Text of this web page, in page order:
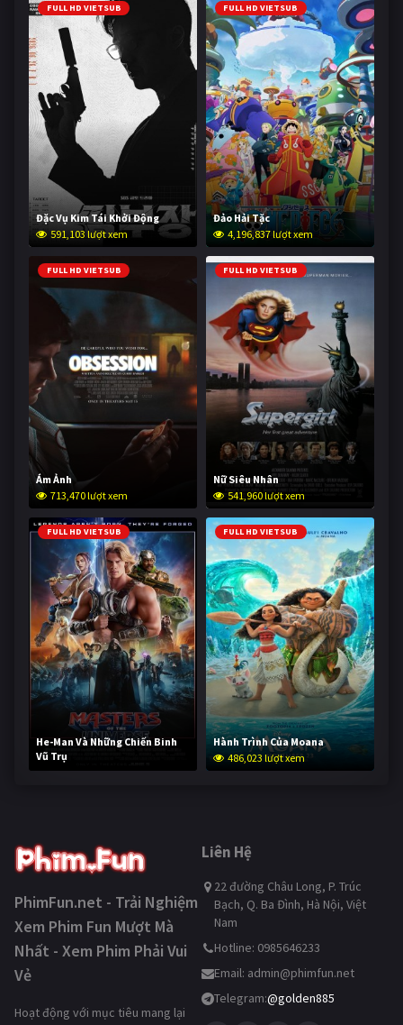
FULL HD VIETSUB
Đặc Vụ Kim Tái Khởi Động
591,103 lượt xem
FULL HD VIETSUB
Đảo Hải Tặc
4,196,837 lượt xem
FULL HD VIETSUB
Ám Ảnh
713,470 lượt xem
FULL HD VIETSUB
Nữ Siêu Nhân
541,960 lượt xem
FULL HD VIETSUB
He-Man Và Những Chiến Binh
Vũ Trụ
233,979 lượt xem
FULL HD VIETSUB
Hành Trình Của Moana
486,023 lượt xem
PhimFun.net - Trải Nghiệm
Xem Phim Fun Mượt Mà
Nhất - Xem Phim Phải Vui
Vẻ
Hoạt động với mục tiêu mang lại
Liên Hệ
22 đường Châu Long, P. Trúc
Bạch, Q. Ba Đình, Hà Nội, Việt
Nam
Hotline: 0985646233
Email: admin@phimfun.net
Telegram:@golden885